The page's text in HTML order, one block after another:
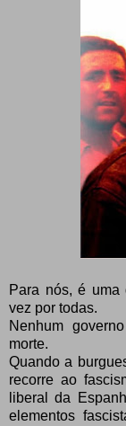
Para nós, é uma
vez por todas.
Nenhum
morte.
Quando a
recorre ao
liberal da
elementos